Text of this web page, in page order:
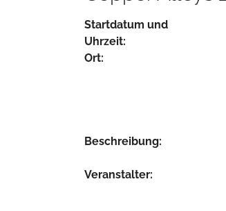
Startdatum und
Uhrzeit:
Ort:
Beschreibung:
Veranstalter: